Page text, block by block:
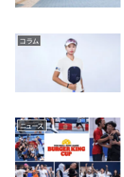
コラム
ニュース